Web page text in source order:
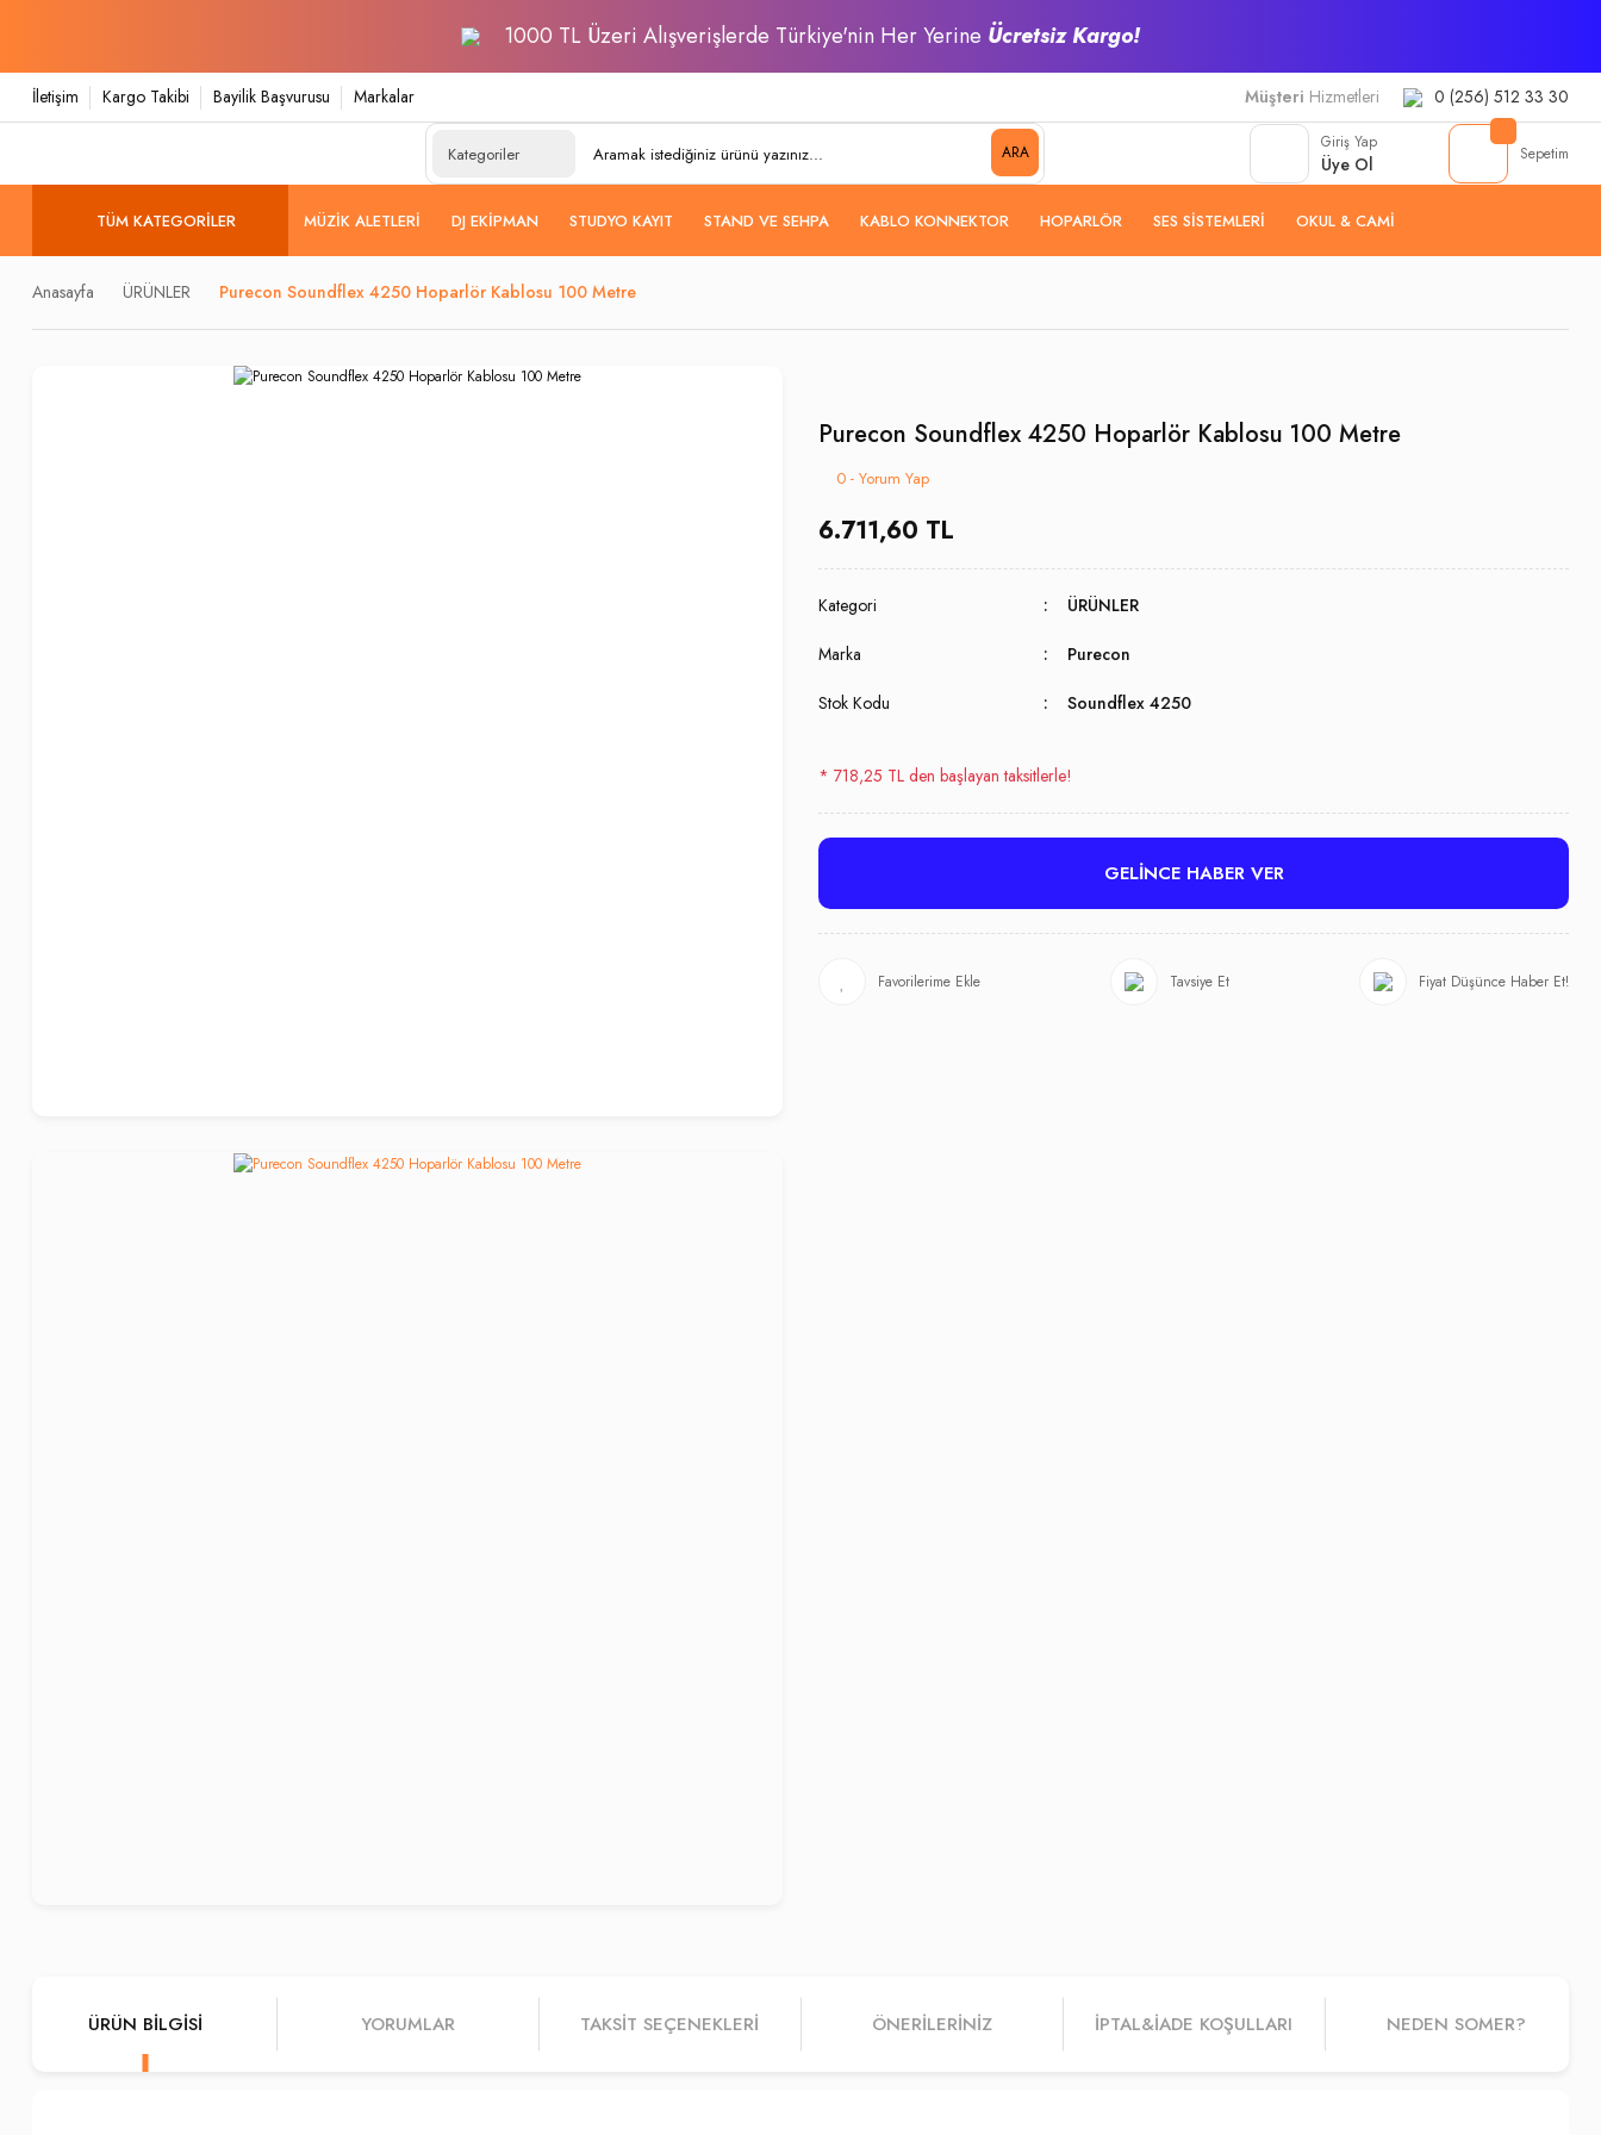
1000 TL Üzeri Alışverişlerde Türkiye'nin Her Yerine Ücretsiz Kargo!
İletişim Kargo Takibi Bayilik Başvurusu Markalar Müşteri Hizmetleri 0 (256) 512 33 30
ARA
Giriş Yap
Üye Ol Sepetim
TÜM KATEGORILER MÜZIK ALETLERI DJ EKIPMAN STUDYO KAYIT STAND VE SEHPA KABLO KONNEKTOR HOPARLÖR SES SISTEMLERI OKUL & CAMI
Anasayfa ÜRÜNLER Purecon Soundflex 4250 Hoparlör Kablosu 100 Metre
Purecon Soundflex 4250 Hoparlör Kablosu 100 Metre
0 - Yorum Yap
6.711,60 TL
Kategori ÜRÜNLER
Marka Purecon
Stok Kodu Soundflex 4250
* 718,25 TL den başlayan taksitlerle!
GELİNCE HABER VER
Tavsiye Et Fiyat Düşünce Haber Et!
ÜRÜN BILGISI YORUMLAR TAKSIT SEÇENEKLERI ÖNERILERINIZ İPTAL&IADE KOŞULLARI NEDEN SOMER?